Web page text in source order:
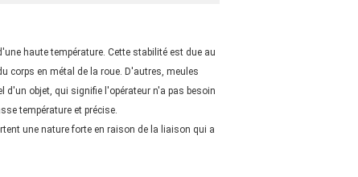
haute température. Cette stabilité est due au
corps en métal de la roue. D'autres, meules
objet, qui signifie l'opérateur n'a pas besoin
température et précise.
une nature forte en raison de la liaison qui a